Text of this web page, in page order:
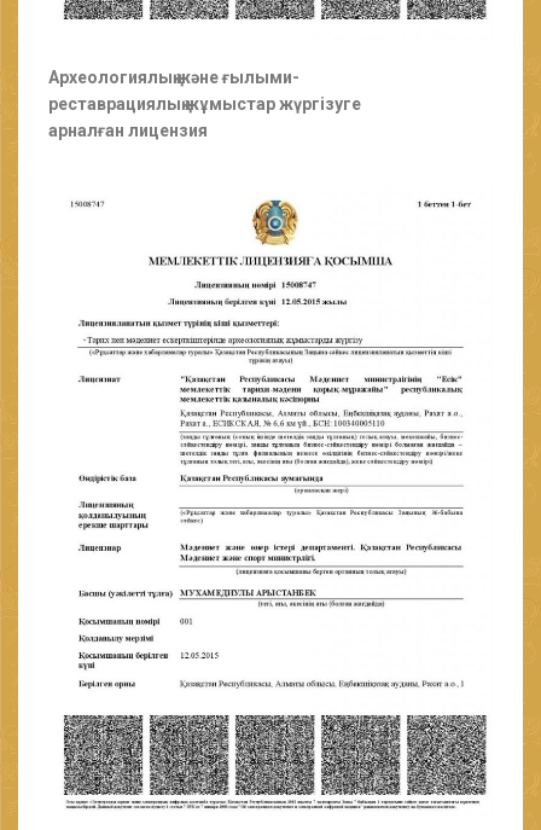
Археологиялық және ғылыми-
реставрациялық жұмыстар жүргізуге
арналған лицензия